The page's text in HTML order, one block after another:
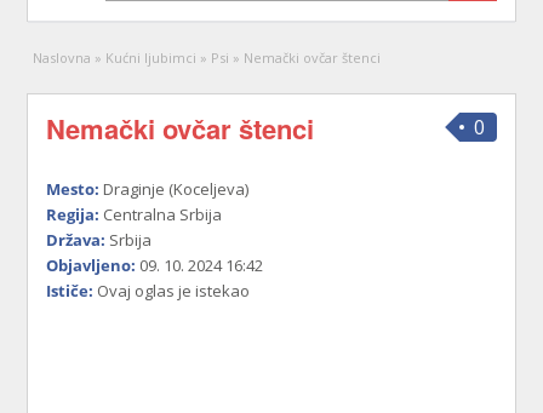
Naslovna » Kućni ljubimci » Psi » Nemački ovčar štenci
0
Nemački ovčar štenci
Mesto: Draginje (Koceljeva)
Regija: Centralna Srbija
Država: Srbija
Objavljeno: 09. 10. 2024 16:42
Ističe: Ovaj oglas je istekao